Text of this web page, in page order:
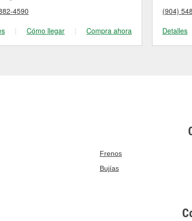
4590
| Cómo llegar | Compra ahora
(904)
Detalles
Frenos
Bujías